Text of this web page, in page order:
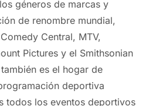
géneros de marcas y
de renombre mundial,
Central, MTV,
Pictures y el Smithsonian
es el hogar de
deportiva
todos los eventos deportivos